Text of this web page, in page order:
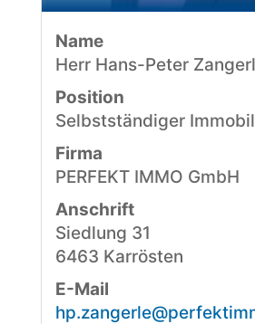
Name
Herr Hans-Peter
Position
Selbstständiger
Firma
PERFEKT IMMO GmbH
Anschrift
Siedlung 31
6463 Karrösten
E-Mail